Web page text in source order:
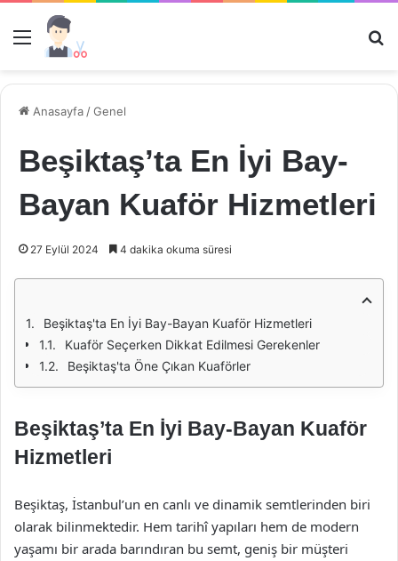
Menü
Anasayfa /Genel
Beşiktaş’ta En İyi Bay-
Bayan Kuaför Hizmetleri
27 Eylül 2024 4 dakika okuma süresi
Beşiktaş'ta En İyi Bay-Bayan Kuaför Hizmetleri
Kuaför Seçerken Dikkat Edilmesi Gerekenler
Beşiktaş'ta Öne Çıkan Kuaförler
Beşiktaş’ta En İyi Bay-Bayan Kuaför
Hizmetleri
Beşiktaş, İstanbul’un en canlı ve dinamik semtlerinden biri
olarak bilinmektedir. Hem tarihî yapıları hem de modern
yaşamı bir arada barındıran bu semt, geniş bir müşteri